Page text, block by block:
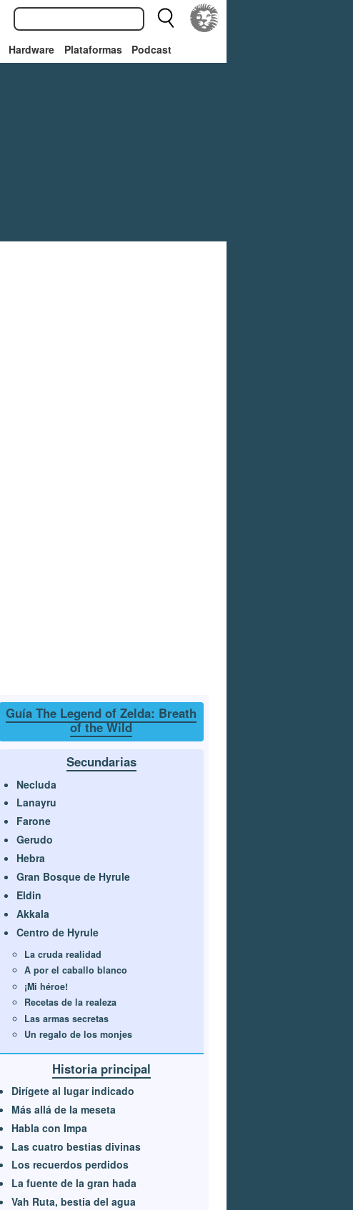
Hardware Plataformas Podcast
Guía The Legend of Zelda: Breath
of the Wild
Secundarias
Necluda
Lanayru
Farone
Gerudo
Hebra
Gran Bosque de Hyrule
Eldin
Akkala
Centro de Hyrule
La cruda realidad
A por el caballo blanco
¡Mi héroe!
Recetas de la realeza
Las armas secretas
Un regalo de los monjes
Historia principal
Dirígete al lugar indicado
Más allá de la meseta
Habla con Impa
Las cuatro bestias divinas
Los recuerdos perdidos
La fuente de la gran hada
Vah Ruta, bestia del agua